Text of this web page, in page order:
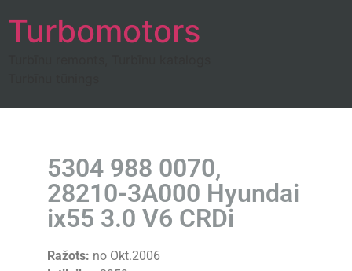
Turbomotors
5304 988 0070,
28210-3A000 Hyundai
ix55 3.0 V6 CRDi
Ražots: no Okt.2006